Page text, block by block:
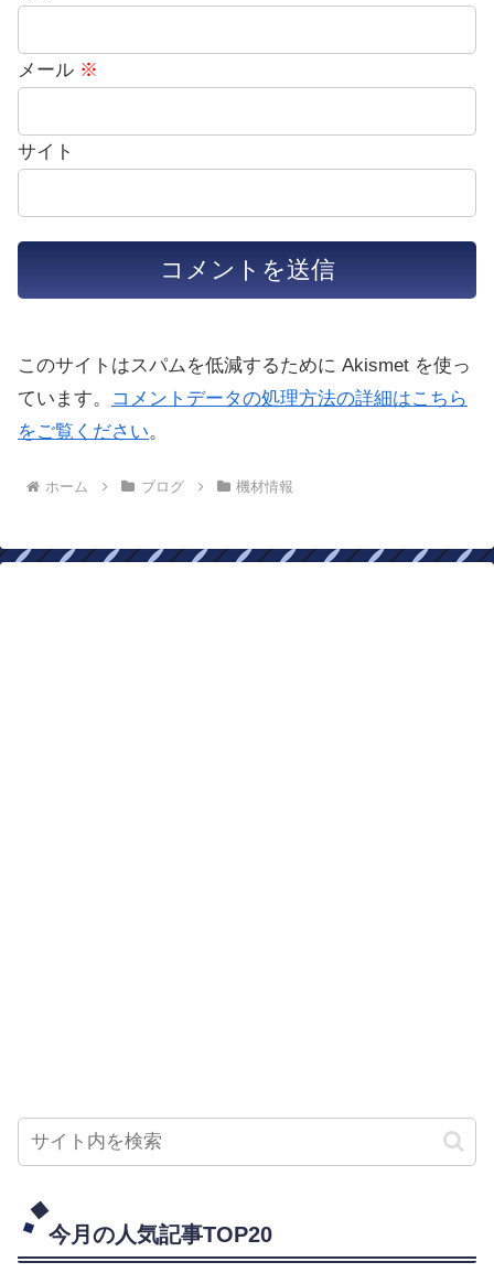
メール ※
サイト
このサイトはスパムを低減するために Akismet を使っ
ています。
コメントデータの処理方法の詳細はこちら
をご覧ください。
ホーム ブログ 機材情報
今月の人気記事TOP20